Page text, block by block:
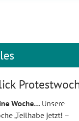
Woche… Unsere
„Teilhabe jetzt! –